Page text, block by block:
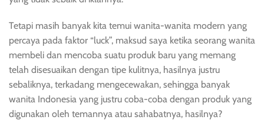
Tetapi masih banyak kita temui wanita-wanita modern yang
percaya pada faktor “luck”, maksud saya ketika seorang wanita
membeli dan mencoba suatu produk baru yang memang
telah disesuaikan dengan tipe kulitnya, hasilnya justru
sebaliknya, terkadang mengecewakan, sehingga banyak
wanita Indonesia yang justru coba-coba dengan produk yang
digunakan oleh temannya atau sahabatnya, hasilnya?